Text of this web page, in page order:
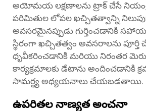
అయోమయ లక్షణాలను ట్రాక్ చేసే నియంత్రణ
పరిమితుల లోపల ఖచ్చితత్వాన్ని
అవసరమైనప్పుడు గుర్తించడానికి
స్థిరంగా ఖచ్చితత్వం అవసరాలను పూర్తి
ధృవీకరించడానికి మరియు నిరంతర
కార్యక్రమాలకు డేటాను అందించడానికి
సామర్థ్య అధ్యయనాలు చేయబడతాయి.
ఉపరితల నాణ్యత అంచనా